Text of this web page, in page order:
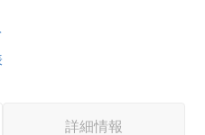
詳細情報